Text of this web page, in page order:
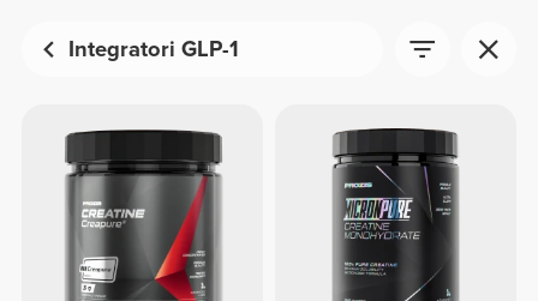
Integratori GLP-1